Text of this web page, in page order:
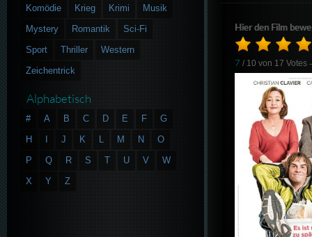
Hier den Film
7 / 10 von 17 Votes
Komödie
Krieg Krimi
Musik
Mystery
Romantik
Sci-Fi
Sport
Thriller
Western
Zeichentrick
Alphabetisch
# A B C D E F
G
H
J K L M N
O
P
Q R S T U V
W
X
Y Z